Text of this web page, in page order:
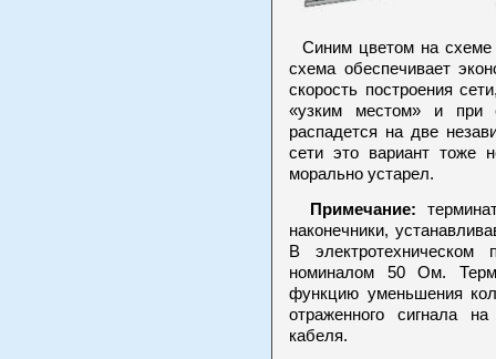
Синим цветом на
схема обеспечивает
скорость построения
«узким местом» и при
распадется на две
сети это вариант тоже
морально устарел.
Примечание:
наконечники,
В электротехническом
номиналом 50 Ом.
функцию уменьшения
отраженного сигнала
кабеля.